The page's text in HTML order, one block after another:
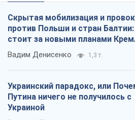
Скрытая мобилизация и
против Польши и стран
стоит за новыми планами
Вадим Денисенко 1,3 т.
Украинский парадокс, или
Путина ничего не получилось с
Украиной